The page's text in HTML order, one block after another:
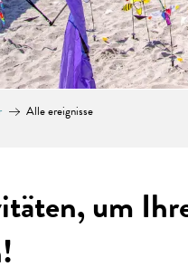
Alle ereignisse
um